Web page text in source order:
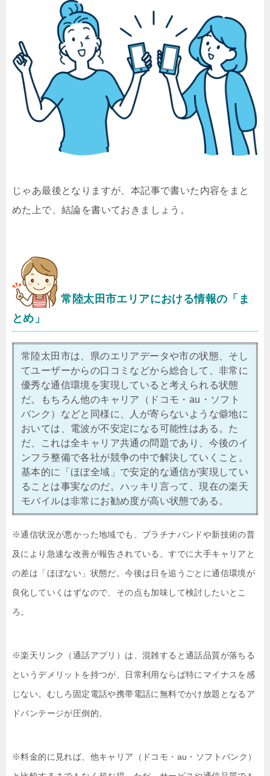
じゃあ最後となりますが、本記事で書いた内容をまと
めた上で、結論を書いておきましょう。
常陸太田市エリアにおける情報の「ま
とめ」
常陸太田市は、県のエリアデータや市の状態、そし
てユーザーからの口コミなどから総合して、非常に
優秀な通信環境を実現していると考えられる状態
だ。もちろん他のキャリア（ドコモ・au・ソフト
バンク）などと同様に、人が寄らないような僻地に
おいては、電波が不安定になる可能性はある。た
だ、これは全キャリア共通の問題であり、今後のイ
ンフラ整備で各社が競争の中で解決していくこと。
基本的に「ほぼ全域」で安定的な通信が実現してい
ることは事実なのだ。ハッキリ言って、現在の楽天
モバイルは非常にお勧め度が高い状態である。
※通信状況が悪かった地域でも、プラチナバンドや新技術の普
及により急速な改善が報告されている。すでに大手キャリアと
の差は「ほぼない」状態だ。今後は日を追うごとに通信環境が
良化していくはずなので、その点も加味して検討したいとこ
ろ。
※楽天リンク（通話アプリ）は、混雑すると通話品質が落ちる
というデメリットを持つが、日常利用ならば特にマイナスを感
じない。むしろ固定電話や携帯電話に無料でかけ放題となるア
ドバンテージが圧倒的。
※料金的に見れば、他キャリア（ドコモ・au・ソフトバンク）